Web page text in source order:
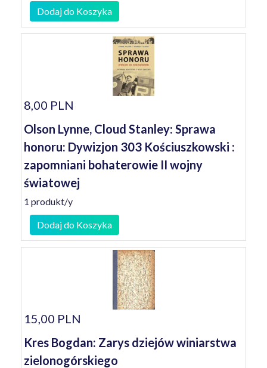
Dodaj do Koszyka
8,00 PLN
Olson Lynne, Cloud Stanley: Sprawa
honoru: Dywizjon 303 Kościuszkowski :
zapomniani bohaterowie II wojny
światowej
1 produkt/y
Dodaj do Koszyka
15,00 PLN
Kres Bogdan: Zarys dziejów winiarstwa
zielonogórskiego